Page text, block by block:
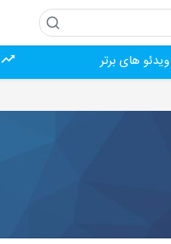
ویدئو های برتر